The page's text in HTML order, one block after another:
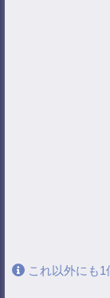
これ以外にも1